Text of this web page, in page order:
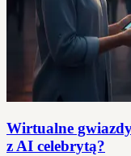
Wirtualne
z AI celebrytą?